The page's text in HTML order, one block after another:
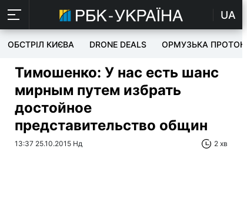
UA
ОБСТРІЛ КИЄВА DRONE DEALS ОРМУЗЬКА ПРОТОКА
Тимошенко: У нас есть шанс
мирным путем избрать
достойное
представительство общин
13:37 25.10.2015 Нд 2 хв